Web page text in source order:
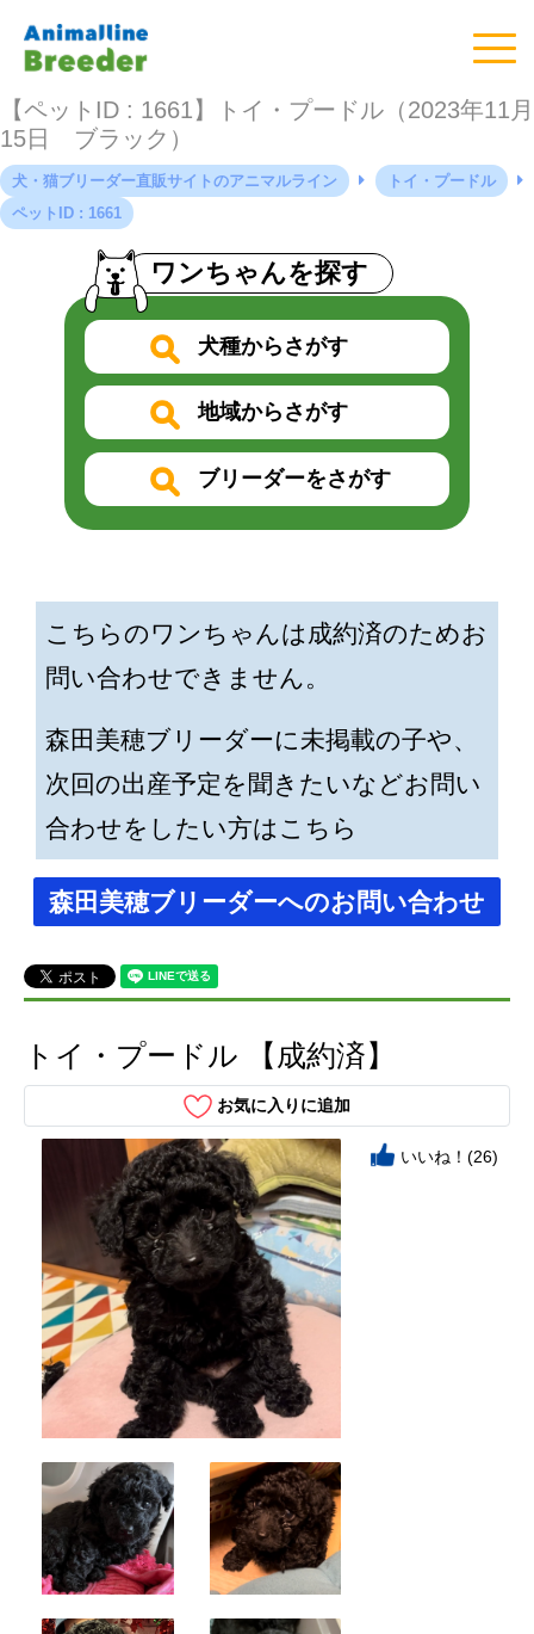
【ペットID : 1661】トイ・プードル（2023年11月
15日 ブラック）
犬・猫ブリーダー直販サイトのアニマルライン
トイ・プードル
ペットID : 1661
ワンちゃんを探す
犬種からさがす
地域からさがす
ブリーダーをさがす
こちらのワンちゃんは成約済のためお
問い合わせできません。
森田美穂ブリーダーに未掲載の子や、
次回の出産予定を聞きたいなどお問い
合わせをしたい方はこちら
森田美穂ブリーダーへのお問い合わせ
トイ・プードル 【成約済】
お気に入りに追加
いいね！(26)